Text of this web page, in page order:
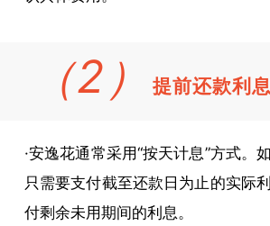
（2） 提前还款利
·安逸花通常采用“按天计息”方式。
只需要支付截至还款日为止的实际
付剩余未用期间的利息。